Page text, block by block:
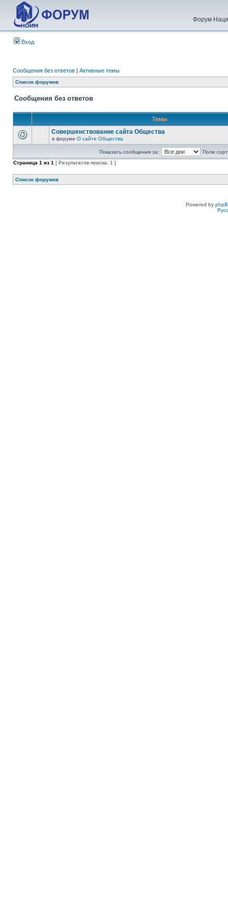
Форум
Вход
Сообщения без ответов | Активные темы
Список форумов
Сообщения без ответов
Темы
Совершенствование сайта Общества
в форуме О сайте Общества
Показать сообщения за:
Поле
Страница 1 из 1 [ Результатов поиска: 1 ]
Список форумов
Powered by